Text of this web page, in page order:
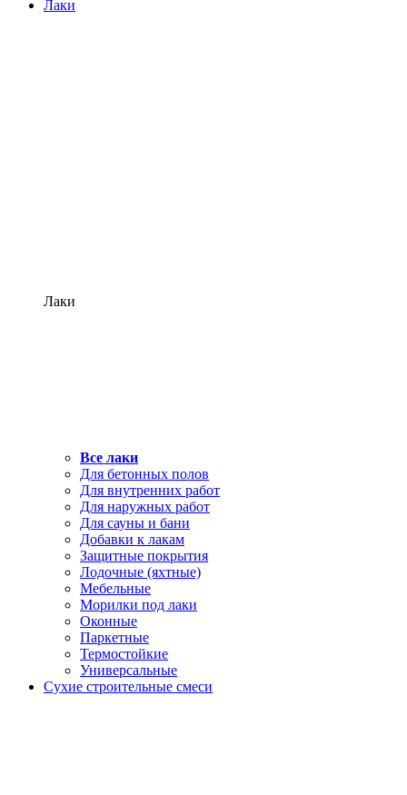
Лаки
Лаки
Все лаки
Для бетонных полов
Для внутренних работ
Для наружных работ
Для сауны и бани
Добавки к лакам
Защитные покрытия
Лодочные (яхтные)
Мебельные
Морилки под лаки
Оконные
Паркетные
Термостойкие
Универсальные
Сухие строительные смеси